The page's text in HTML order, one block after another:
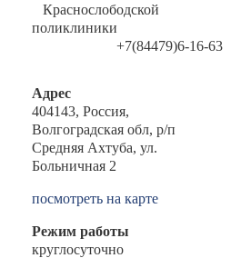
Краснослободской
поликлиники
+7(84479)6-16-63
Адрес
404143, Россия,
Волгоградская обл, р/п
Средняя Ахтуба, ул.
Больничная 2
посмотреть на карте
Режим работы
круглосуточно